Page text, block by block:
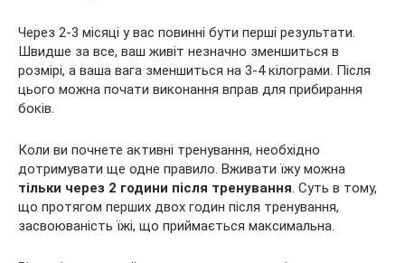
Через 2-3 місяці у вас повинні бути перші результати.
Швидше за все, ваш живіт незначно зменшиться в
розмірі, а ваша вага зменшиться на 3-4 кілограми. Після
цього можна почати виконання вправ для прибирання
боків.
Коли ви почнете активні тренування, необхідно
дотримувати ще одне правило. Вживати їжу можна
тільки через 2 години після тренування. Суть в тому,
що протягом перших двох годин після тренування,
засвоюваність їжі, що приймається максимальна.